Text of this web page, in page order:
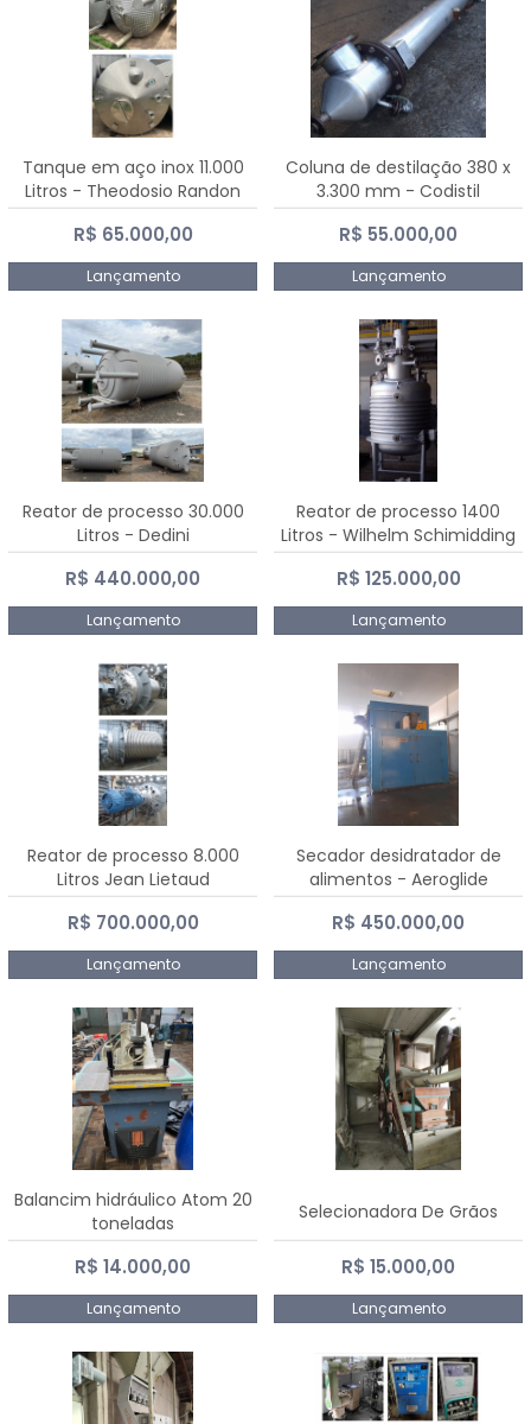
Tanque em aço inox 11.000
Litros - Theodosio Randon
R$ 65.000,00
Lançamento
Coluna de destilação 380 x
3.300 mm - Codistil
R$ 55.000,00
Lançamento
Reator de processo 30.000
Litros - Dedini
R$ 440.000,00
Lançamento
Reator de processo 1400
Litros - Wilhelm Schimidding
R$ 125.000,00
Lançamento
Reator de processo 8.000
Litros Jean Lietaud
R$ 700.000,00
Lançamento
Secador desidratador de
alimentos - Aeroglide
R$ 450.000,00
Lançamento
Balancim hidráulico Atom 20
toneladas
R$ 14.000,00
Lançamento
Selecionadora De Grãos
R$ 15.000,00
Lançamento